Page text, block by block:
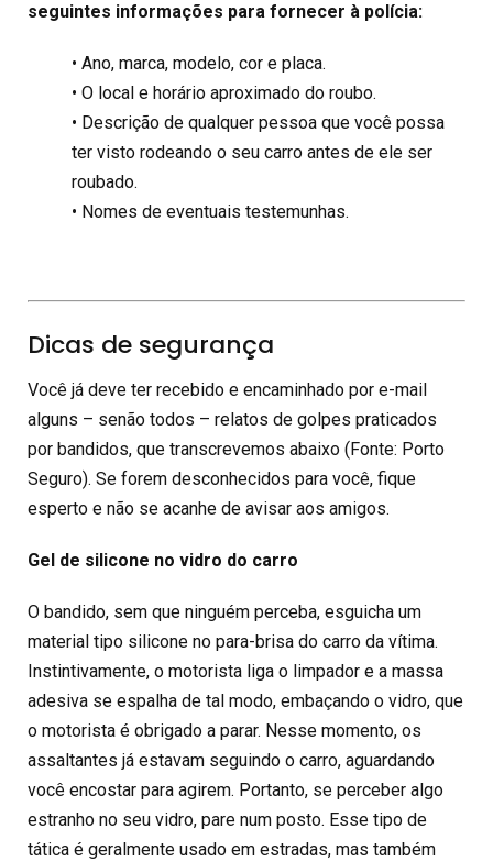
seguintes informações para fornecer à polícia:
• Ano, marca, modelo, cor e placa.
• O local e horário aproximado do roubo.
• Descrição de qualquer pessoa que você possa
ter visto rodeando o seu carro antes de ele ser
roubado.
• Nomes de eventuais testemunhas.
Dicas de segurança
Você já deve ter recebido e encaminhado por e-mail
alguns – senão todos – relatos de golpes praticados
por bandidos, que transcrevemos abaixo (Fonte: Porto
Seguro). Se forem desconhecidos para você, fique
esperto e não se acanhe de avisar aos amigos.
Gel de silicone no vidro do carro
O bandido, sem que ninguém perceba, esguicha um
material tipo silicone no para-brisa do carro da vítima.
Instintivamente, o motorista liga o limpador e a massa
adesiva se espalha de tal modo, embaçando o vidro, que
o motorista é obrigado a parar. Nesse momento, os
assaltantes já estavam seguindo o carro, aguardando
você encostar para agirem. Portanto, se perceber algo
estranho no seu vidro, pare num posto. Esse tipo de
tática é geralmente usado em estradas, mas também